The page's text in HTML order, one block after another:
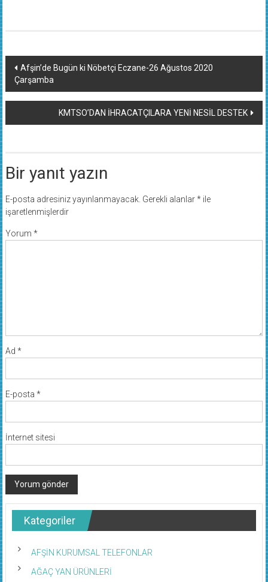
Yazı
dolaşımı
Afşin’de Bugün ki Nöbetçi Eczane-26 Ağustos 2020
Çarşamba
KMTSO’DAN İHRACATÇILARA YENİ NESİL DESTEK
Bir yanıt yazın
E-posta adresiniz yayınlanmayacak. Gerekli alanlar*ile
işaretlenmişlerdir
Yorum *
Ad *
E-posta *
İnternet sitesi
Kategoriler
AFŞİN KURUMSAL TELEFONLAR
AĞAÇ YAN ÜRÜNLERİ